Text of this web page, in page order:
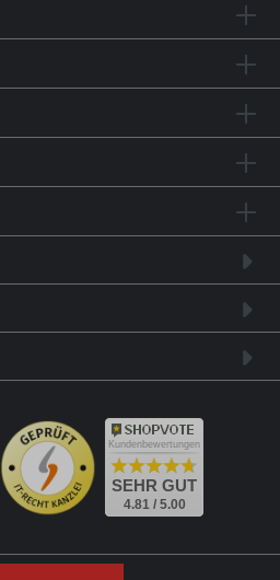
Kundenbewertungen
SEHR GUT
4.81 / 5.00